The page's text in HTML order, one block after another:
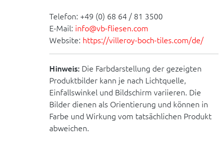
Telefon: +49 (0) 68 64 / 81 3500
E-Mail: info@vb-fliesen.com
Website: https://villeroy-boch-tiles.com/de/
Hinweis: Die Farbdarstellung der gezeigten
Produktbilder kann je nach Lichtquelle,
Einfallswinkel und Bildschirm variieren. Die
Bilder dienen als Orientierung und können in
Farbe und Wirkung vom tatsächlichen Produkt
abweichen.